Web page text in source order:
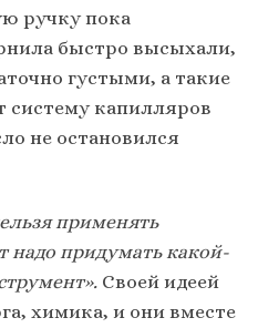
ручку пока
быстро высыхали,
густыми, а такие
систему капилляров
не остановился
применять
надо придумать какой-
Своей идеей
химика, и они вместе